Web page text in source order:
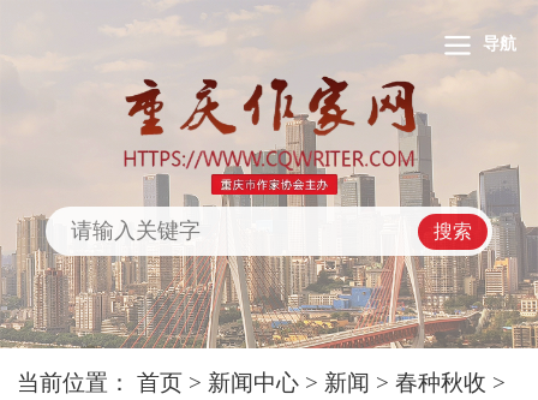
导航
搜索
当前位置：首页 > 新闻中心 > 新闻 >春种秋收 >